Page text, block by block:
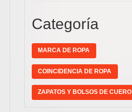
Categoría
MARCA DE ROPA
COINCIDENCIA DE ROPA
ZAPATOS Y BOLSOS DE CUERO